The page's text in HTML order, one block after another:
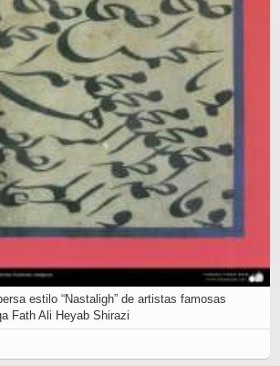
estilo “Nastaligh” de artistas famosas
Fath Ali Heyab Shirazi